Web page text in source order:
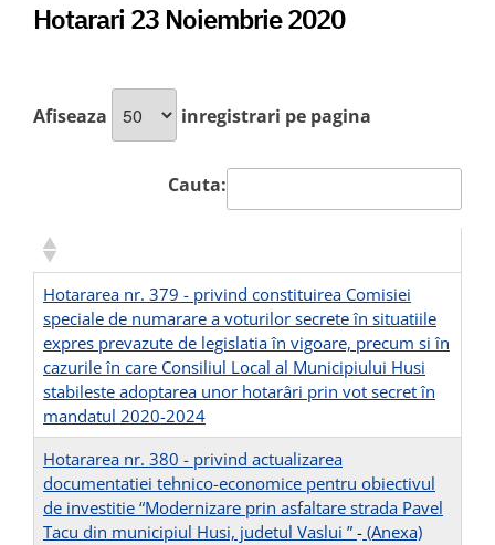
Hotarari 23 Noiembrie 2020
Afiseaza inregistrari pe pagina
Cauta:
Hotararea nr. 379 - privind constituirea Comisiei
speciale de numarare a voturilor secrete în situatiile
expres prevazute de legislatia în vigoare, precum si în
cazurile în care Consiliul Local al Municipiului Husi
stabileste adoptarea unor hotarâri prin vot secret în
mandatul 2020-2024
Hotararea nr. 380 - privind actualizarea
documentatiei tehnico-economice pentru obiectivul
de investitie “Modernizare prin asfaltare strada Pavel
Tacu din municipiul Husi, judetul Vaslui ” - (Anexa)